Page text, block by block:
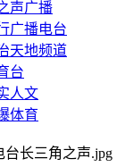
声广播
广播电台
天地频道
台
人文
体育